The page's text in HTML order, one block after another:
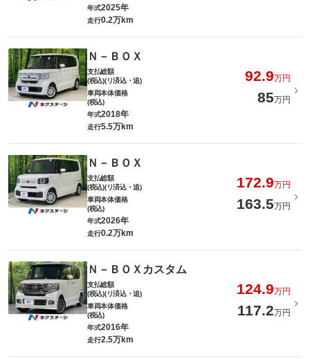
年式2025年
走行0.2万km
Ｎ－ＢＯＸ
支払総額
(税込)(リ済込・追)
92.9万円
車両本体価格
(税込)
85万円
年式2018年
走行5.5万km
Ｎ－ＢＯＸ
支払総額
(税込)(リ済込・追)
172.9万円
車両本体価格
(税込)
163.5万円
年式2026年
走行0.2万km
Ｎ－ＢＯＸカスタム
支払総額
(税込)(リ済込・追)
124.9万円
車両本体価格
(税込)
117.2万円
年式2016年
走行2.5万km